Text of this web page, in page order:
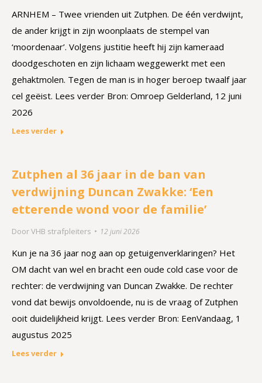
ARNHEM – Twee vrienden uit Zutphen. De één verdwijnt,
de ander krijgt in zijn woonplaats de stempel van
‘moordenaar’. Volgens justitie heeft hij zijn kameraad
doodgeschoten en zijn lichaam weggewerkt met een
gehaktmolen. Tegen de man is in hoger beroep twaalf jaar
cel geëist. Lees verder Bron: Omroep Gelderland, 12 juni
2026
Lees verder
Zutphen al 36 jaar in de ban van
verdwijning Duncan Zwakke: ‘Een
etterende wond voor de familie’
DoorVHB strafpleiters 12 juni 2026
Kun je na 36 jaar nog aan op getuigenverklaringen? Het
OM dacht van wel en bracht een oude cold case voor de
rechter: de verdwijning van Duncan Zwakke. De rechter
vond dat bewijs onvoldoende, nu is de vraag of Zutphen
ooit duidelijkheid krijgt. Lees verder Bron: EenVandaag, 1
augustus 2025
Lees verder